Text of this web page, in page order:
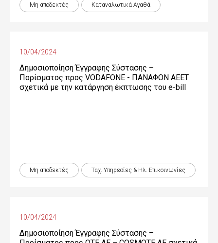
Μη αποδεκτές Καταναλωτικά Αγαθά
10/04/2024
Δημοσιοποίηση Έγγραφης Σύστασης –
Πορίσματος προς VODAFONE - ΠΑΝΑΦΟΝ ΑΕΕΤ
σχετικά με την κατάργηση έκπτωσης του e-bill
Μη αποδεκτές Ταχ. Υπηρεσίες & Ηλ. Επικοινωνίες
10/04/2024
Δημοσιοποίηση Έγγραφης Σύστασης –